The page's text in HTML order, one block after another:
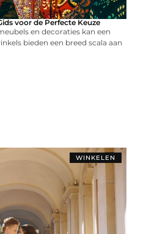
voor de Perfecte Keuze
en decoraties kan een
bieden een breed scala aan
WINKELEN